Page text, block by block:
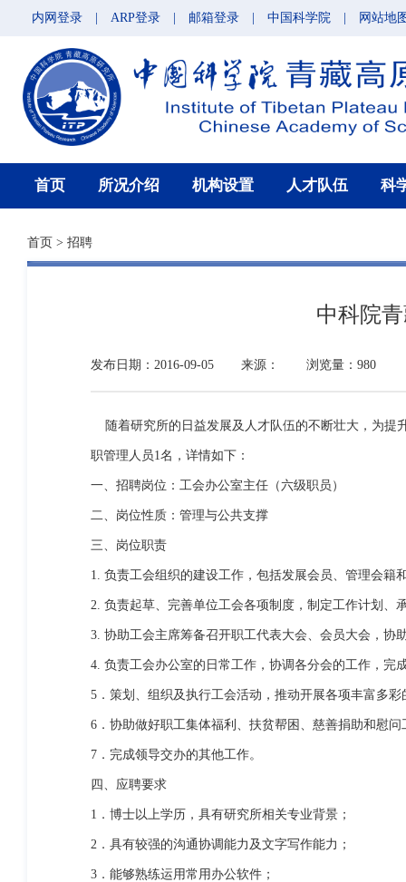
内网登录 ARP登录 邮箱登录 中国科学院 网站地
首页 所况介绍 机构设置 人才队伍 科
首页 > 招聘
中科院
发布日期：2016-09-05 来源： 浏览量：980
随着研究所的日益发展及人才队伍的不断壮大，为
职管理人员1名，详情如下：
一、招聘岗位：工会办公室主任（六级职员）
二、岗位性质：管理与公共支撑
三、岗位职责
1. 负责工会组织的建设工作，包括发展会员、管理会籍
2. 负责起草、完善单位工会各项制度，制定工作计划、
3. 协助工会主席筹备召开职工代表大会、会员大会，协
4. 负责工会办公室的日常工作，协调各分会的工作，完
5．策划、组织及执行工会活动，推动开展各项丰富多彩
6．协助做好职工集体福利、扶贫帮困、慈善捐助和慰问
7．完成领导交办的其他工作。
四、应聘要求
1．博士以上学历，具有研究所相关专业背景；
2．具有较强的沟通协调能力及文字写作能力；
3．能够熟练运用常用办公软件；